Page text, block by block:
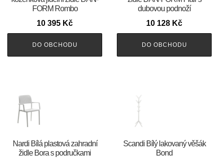
FORM Rombo
10 395 Kč
DO OBCHODU
dubovou podnoží
10 128 Kč
DO OBCHODU
Nardi Bílá plastová zahradní
židle Bora s područkami
Scandi Bílý lakovaný věšák
Bond